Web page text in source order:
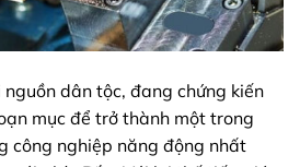
dân tộc, đang chứng kiến
mục để trở thành một trong
công nghiệp năng động nhất